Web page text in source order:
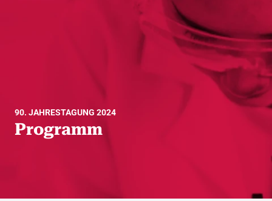
90. JAHRESTAGUNG 2024
Programm